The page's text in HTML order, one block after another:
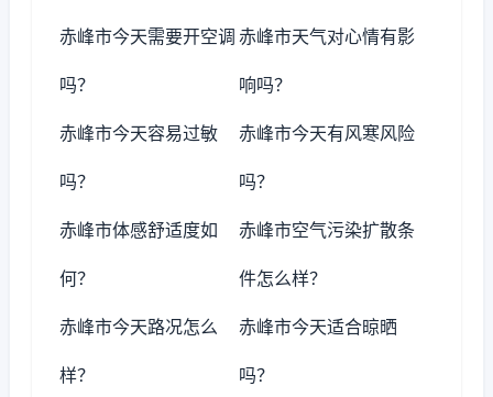
赤峰市今天需要开空调
吗？
赤峰市天气对心情有影
响吗？
赤峰市今天容易过敏
吗？
赤峰市今天有风寒风险
吗？
赤峰市体感舒适度如
何？
赤峰市空气污染扩散条
件怎么样？
赤峰市今天路况怎么
样？
赤峰市今天适合晾晒
吗？